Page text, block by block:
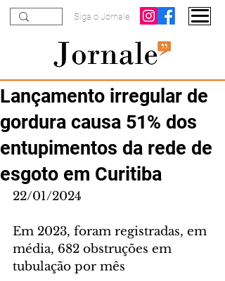
Siga o Jornale
Lançamento irregular de
gordura causa 51% dos
entupimentos da rede de
esgoto em Curitiba
22/01/2024
Em 2023, foram registradas, em
média, 682 obstruções em
tubulação por mês